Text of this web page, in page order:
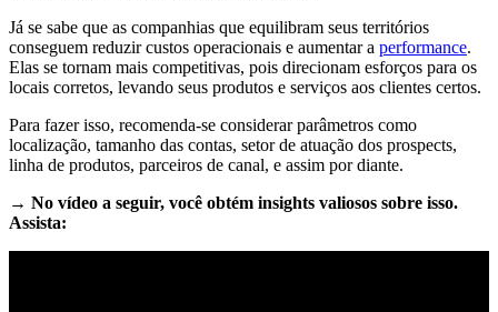
Já se sabe que as companhias que equilibram seus territórios
conseguem reduzir custos operacionais e aumentar a performance.
Elas se tornam mais competitivas, pois direcionam esforços para os
locais corretos, levando seus produtos e serviços aos clientes certos.
Para fazer isso, recomenda-se considerar parâmetros como
localização, tamanho das contas, setor de atuação dos prospects,
linha de produtos, parceiros de canal, e assim por diante.
→ No vídeo a seguir, você obtém insights valiosos sobre isso.
Assista: